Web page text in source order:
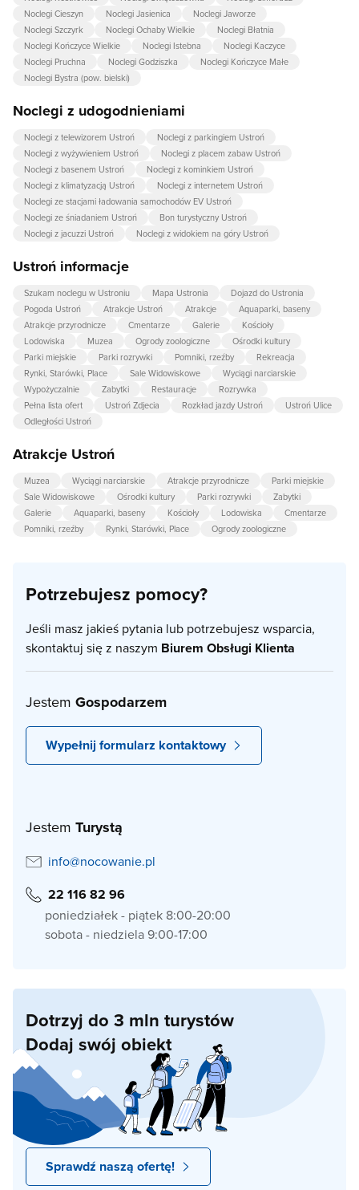
Noclegi Cieszyn
Noclegi Jasienica
Noclegi Jaworze
Noclegi Szczyrk
Noclegi Ochaby Wielkie
Noclegi Błatnia
Noclegi Kończyce Wielkie
Noclegi Istebna
Noclegi Kaczyce
Noclegi Pruchna
Noclegi Godziszka
Noclegi Kończyce Małe
Noclegi Bystra (pow. bielski)
Noclegi z udogodnieniami
Noclegi z telewizorem Ustroń
Noclegi z parkingiem Ustroń
Noclegi z wyżywieniem Ustroń
Noclegi z placem zabaw Ustroń
Noclegi z basenem Ustroń
Noclegi z kominkiem Ustroń
Noclegi z klimatyzacją Ustroń
Noclegi z internetem Ustroń
Noclegi ze stacjami ładowania samochodów EV Ustroń
Noclegi ze śniadaniem Ustroń
Bon turystyczny Ustroń
Noclegi z jacuzzi Ustroń
Noclegi z widokiem na góry Ustroń
Ustroń informacje
Szukam noclegu w Ustroniu Mapa Ustronia
Dojazd do Ustronia
Pogoda Ustroń
Atrakcje Ustroń Atrakcje
Aquaparki, baseny
Atrakcje przyrodnicze
Cmentarze Galerie
Kościoły
Lodowiska
Muzea Ogrody zoologiczne
Ośrodki kultury
Parki miejskie
Parki rozrywki Pomniki, rzeźby
Rekreacja
Rynki, Starówki, Place
Sale Widowiskowe
Wyciągi narciarskie
Wypożyczalnie
Zabytki Restauracje
Rozrywka
Pełna lista ofert
Ustroń Zdjecia Rozkład jazdy Ustroń
Ustroń Ulice
Odległości Ustroń
Atrakcje Ustroń
Muzea Wyciągi narciarskie Atrakcje przyrodnicze
Parki miejskie
Sale Widowiskowe
Ośrodki kultury Parki rozrywki
Zabytki
Galerie
Aquaparki, baseny Kościoły Lodowiska
Cmentarze
Pomniki, rzeźby
Rynki, Starówki, Place Ogrody zoologiczne
Potrzebujesz pomocy?
Jeśli masz jakieś pytania lub potrzebujesz wsparcia,
skontaktuj się z naszym Biurem Obsługi Klienta
Jestem Gospodarzem
Wypełnij formularz kontaktowy
Jestem Turystą
info@nocowanie.pl
22 116 82 96
poniedziałek - piątek 8:00-20:00
sobota - niedziela 9:00-17:00
Dotrzyj do 3 mln turystów
Dodaj swój obiekt
Sprawdź naszą ofertę!